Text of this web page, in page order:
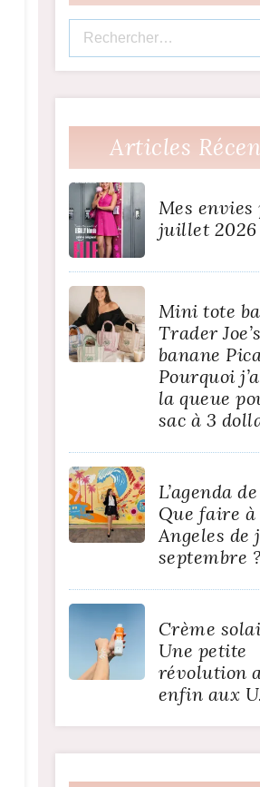
Rechercher :
Articles
Mes envies
juillet 2026
Mini tote
Trader
banane
Pourquoi
la queue
sac à 3
L’agenda
Que faire à
Angeles de
septembre ?
Crème
Une petite
révolution
enfin aux